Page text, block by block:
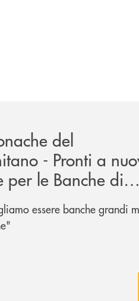
del
- Pronti a
per le Banche di
Cooperativo
essere banche grandi